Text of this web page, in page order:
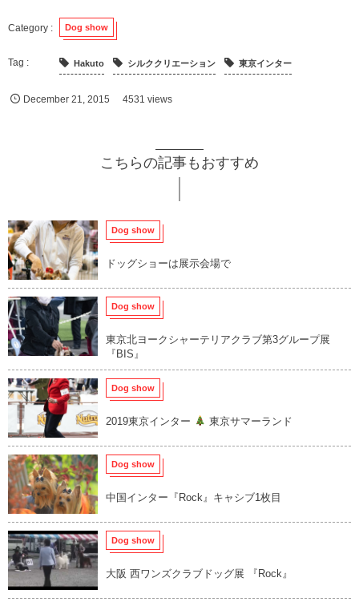
Dog show
Hakuto シルククリエーション 東京インター
December 21 ,2015 4531 views
こちらの記事もおすすめ
Dog show
ドッグショーは展示会場で
Dog show
東京北ヨークシャーテリアクラブ第3グループ展
『BIS』
Dog show
2019東京インター 東京サマーランド
Dog show
中国インター『Rock』キャシブ1枚目
Dog show
大阪 西ワンズクラブドッグ展 『Rock』